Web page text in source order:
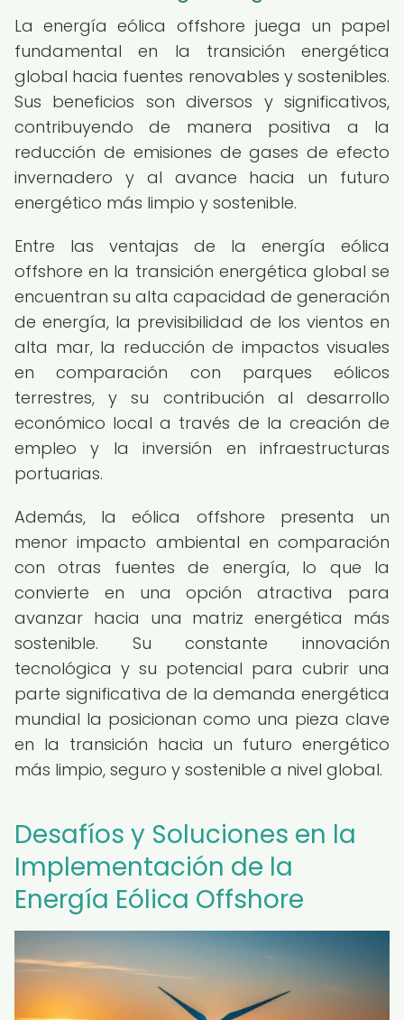
La energía eólica offshore juega un papel
fundamental en la transición energética
global hacia fuentes renovables y sostenibles.
Sus beneficios son diversos y significativos,
contribuyendo de manera positiva a la
reducción de emisiones de gases de efecto
invernadero y al avance hacia un futuro
energético más limpio y sostenible.
Entre las ventajas de la energía eólica
offshore en la transición energética global se
encuentran su alta capacidad de generación
de energía, la previsibilidad de los vientos en
alta mar, la reducción de impactos visuales
en comparación con parques eólicos
terrestres, y su contribución al desarrollo
económico local a través de la creación de
empleo y la inversión en infraestructuras
portuarias.
Además, la eólica offshore presenta un
menor impacto ambiental en comparación
con otras fuentes de energía, lo que la
convierte en una opción atractiva para
avanzar hacia una matriz energética más
sostenible. Su constante innovación
tecnológica y su potencial para cubrir una
parte significativa de la demanda energética
mundial la posicionan como una pieza clave
en la transición hacia un futuro energético
más limpio, seguro y sostenible a nivel global.
Desafíos y Soluciones en la
Implementación de la
Energía Eólica Offshore